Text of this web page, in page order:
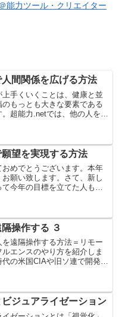
能力ツール・クリエイター
間関係を広げる方法
上手くいくことは、健康と並
のもっとも大きな要素である
超能力.netでは、他の人を動
もお話して...
望を実現する方法
おめでとうございます。本年
お願い致します。さて、新し
て今年の目標を立てた人も多
操作する ３
を遠隔操作する方法＝リモー
ルエンスのやり方を紹介しま
の米国CIAや旧ソ連で開発さ
ジュアライゼーション